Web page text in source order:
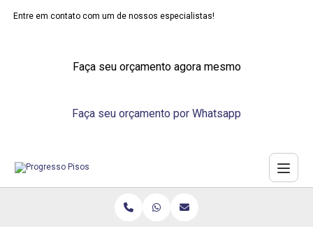
Entre em contato com um de nossos especialistas!
Faça seu orçamento agora mesmo
Faça seu orçamento por Whatsapp